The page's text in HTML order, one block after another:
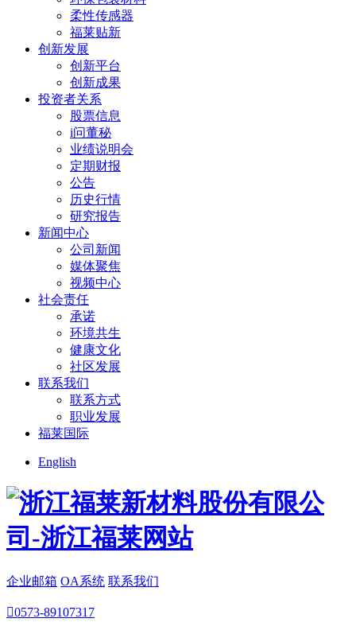
柔性传感器
福莱贴新
创新发展
创新平台
创新成果
投资者关系
股票信息
i问董秘
业绩说明会
定期财报
公告
历史行情
研究报告
新闻中心
公司新闻
媒体聚焦
视频中心
社会责任
承诺
环境共生
健康文化
社区发展
联系我们
联系方式
职业发展
福莱国际
English
企业邮箱 OA系统 联系我们
0573-89107317